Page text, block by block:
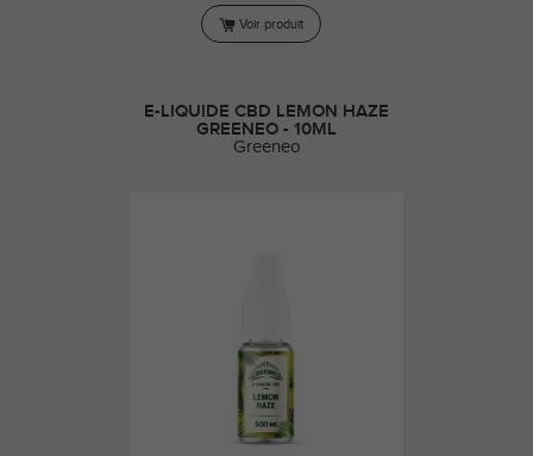
Voir produit
E-LIQUIDE CBD LEMON HAZE
GREENEO - 10ML
Greeneo